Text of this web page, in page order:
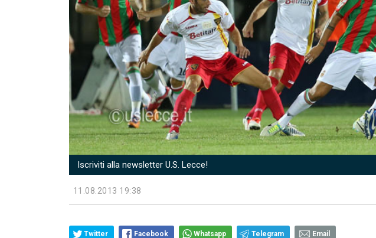
Iscriviti alla newsletter U.S. Lecce!
11.08.2013 19:38
Twitter Facebook Whatsapp Telegram Email